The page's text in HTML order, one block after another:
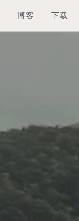
博客 下载